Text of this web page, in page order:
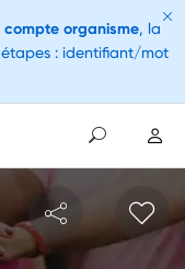
compte organisme, la
: identifiant/mot